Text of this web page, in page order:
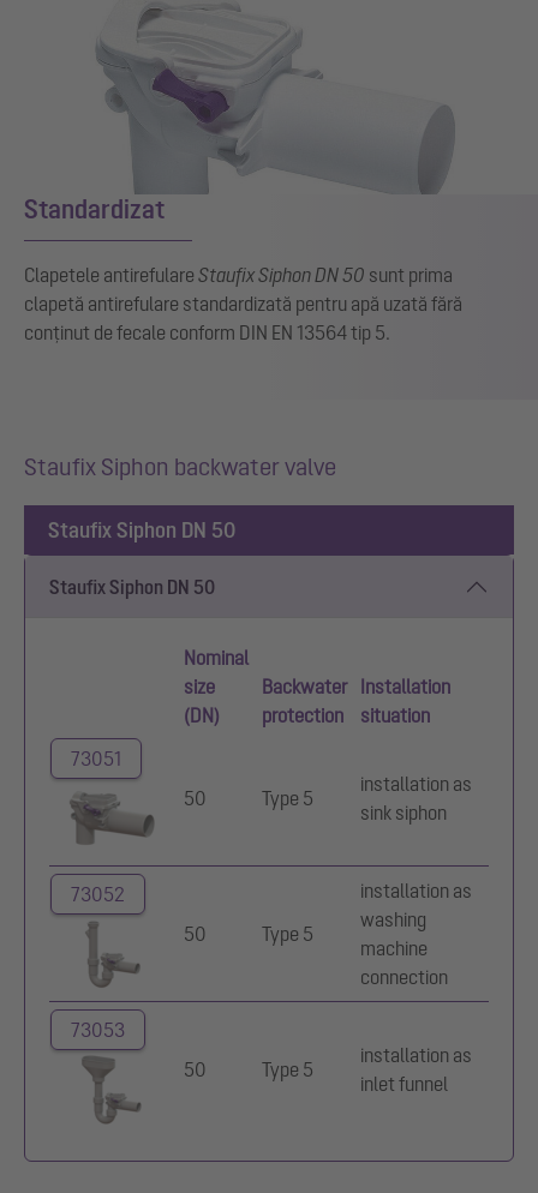
Standardizat
Clapetele antirefulare Staufix Siphon DN 50 sunt prima
clapetă antirefulare standardizată pentru apă uzată fără
conținut de fecale conform DIN EN 13564 tip 5.
Staufix Siphon backwater valve
Staufix Siphon DN 50
Staufix Siphon DN 50
Nominal
size
(DN)
Backwater
protection
Installation
situation
73051
50
Type 5
installation as
sink siphon
73052
50
Type 5
installation as
washing
machine
connection
73053
50
Type 5
installation as
inlet funnel